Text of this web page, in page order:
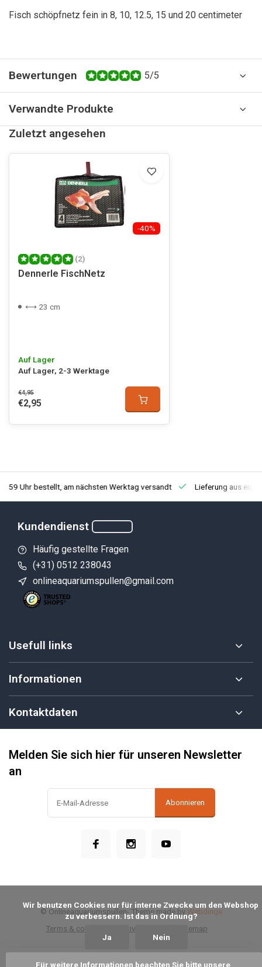
Fisch schöpfnetz fein in 8, 10, 12.5, 15 und 20 centimeter
Bewertungen 5/5
Verwandte Produkte
Zuletzt angesehen
-40%
(2)
Dennerle FischNetz
⟷ 23 cm
Auf Lager
Auf Lager, 2-3 Werktage
€4,95
€2,95
Uhr bestellt, am nächsten Werktag versandt Lieferung aus
Kundendienst
Häufig gestellte Fragen
(+31) 0512 238043
onlineaquariumspullen@gmail.com
Usefull links
Informationen
Kontaktdaten
Melden Sie sich hier für unseren Newsletter
an
Abonnieren
Terms & conditions Privacy Policy Sitemap
© Onlineaquariumspullen- Theme made by Webdinge
zu verbessern. Ist das in Ordnung?
Ja Nein
Für weitere Informationen beachten Sie bitte unsere